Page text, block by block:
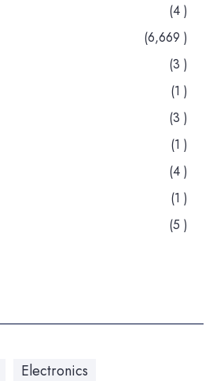
(4 )
(6,669 )
(3 )
(1 )
(3 )
(1 )
(4 )
(1 )
(5 )
Electronics